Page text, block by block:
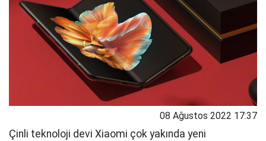
08 Ağustos 2022 17:37
Çinli teknoloji devi Xiaomi çok yakında yeni